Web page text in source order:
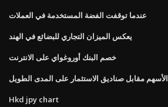
عندما توقفت الفضة المستخدمة في العملات
يعكس الميزان التجاري للبضائع في الهند
خصم البنك أوروغواي على الانترنت
الأسهم مقابل صناديق الاستثمار على المدى الطويل
Hkd jpy chart